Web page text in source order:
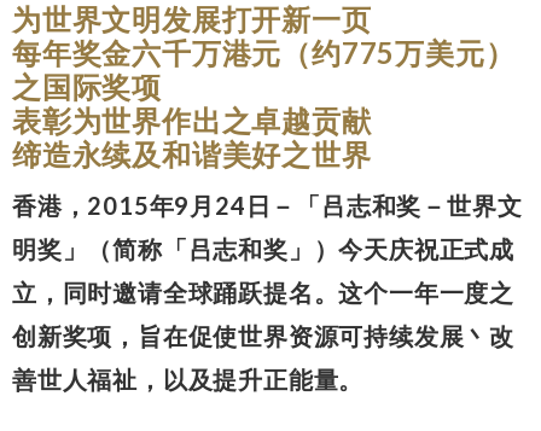
为世界文明发展打开新一页
每年奖金六千万港元（约775万美元）
之国际奖项
表彰为世界作出之卓越贡献
缔造永续及和谐美好之世界
香港，2015年9月24日－「吕志和奖－世界文
明奖」（简称「吕志和奖」）今天庆祝正式成
立，同时邀请全球踊跃提名。这个一年一度之
创新奖项，旨在促使世界资源可持续发展丶改
善世人福祉，以及提升正能量。